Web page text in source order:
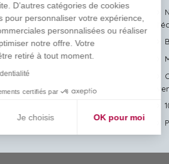
D’autres catégories de cookies
pour personnaliser votre expérience,
personnalisées ou réaliser
notre offre. Votre
retiré à tout moment.
certifiés par
Je choisis OK pour moi
d'adapter et de gérer vos paramètres de